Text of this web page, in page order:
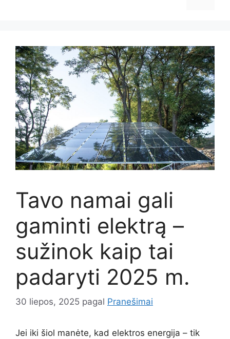
Tavo namai gali
gaminti elektrą –
sužinok kaip tai
padaryti 2025 m.
30 liepos, 2025 pagal Pranešimai
Jei iki šiol manėte, kad elektros energija – tik